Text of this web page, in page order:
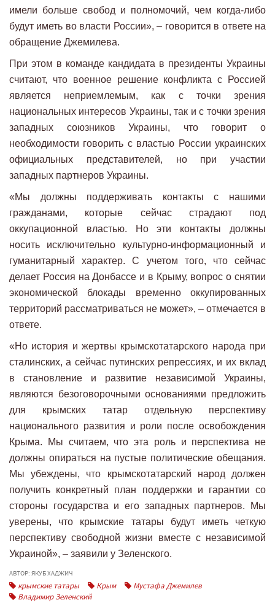
имели больше свобод и полномочий, чем когда-либо
будут иметь во власти России», – говорится в ответе на
обращение Джемилева.
При этом в команде кандидата в президенты Украины
считают, что военное решение конфликта с Россией
является неприемлемым, как с точки зрения
национальных интересов Украины, так и с точки зрения
западных союзников Украины, что говорит о
необходимости говорить с властью России украинских
официальных представителей, но при участии
западных партнеров Украины.
«Мы должны поддерживать контакты с нашими
гражданами, которые сейчас страдают под
оккупационной властью. Но эти контакты должны
носить исключительно культурно-информационный и
гуманитарный характер. С учетом того, что сейчас
делает Россия на Донбассе и в Крыму, вопрос о снятии
экономической блокады временно оккупированных
территорий рассматриваться не может», – отмечается в
ответе.
«Но история и жертвы крымскотатарского народа при
сталинских, а сейчас путинских репрессиях, и их вклад
в становление и развитие независимой Украины,
являются безоговорочными основаниями предложить
для крымских татар отдельную перспективу
национального развития и роли после освобождения
Крыма. Мы считаем, что эта роль и перспектива не
должны опираться на пустые политические обещания.
Мы убеждены, что крымскотатарский народ должен
получить конкретный план поддержки и гарантии со
стороны государства и его западных партнеров. Мы
уверены, что крымские татары будут иметь четкую
перспективу свободной жизни вместе с независимой
Украиной», – заявили у Зеленского.
АВТОР: ЯКУБ ХАДЖИЧ
крымские татары Крым
Мустафа Джемилев
Владимир Зеленский